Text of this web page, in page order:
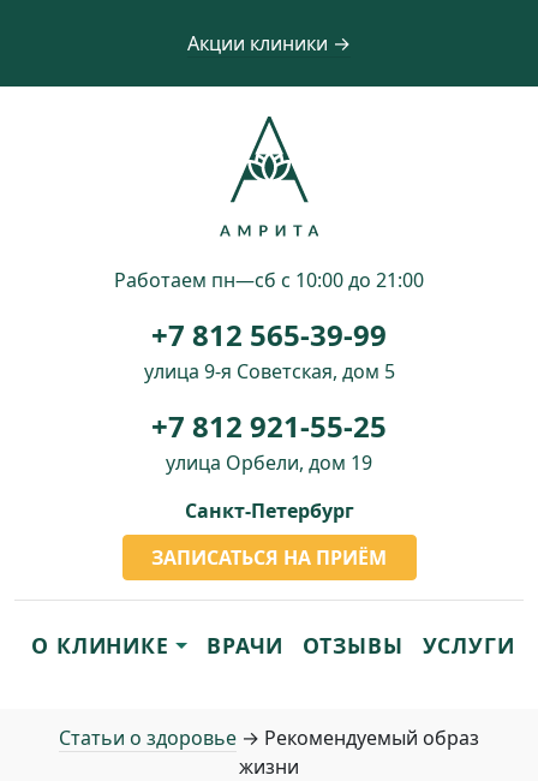
Акции клиники →
Работаем пн—сб с 10:00 до 21:00
+7 812 565-39-99
улица 9-я Советская, дом 5
+7 812 921-55-25
улица Орбели, дом 19
Санкт-Петербург
ЗАПИСАТЬСЯ НА ПРИЁМ
О КЛИНИКЕ ВРАЧИ ОТЗЫВЫ УСЛУГИ
Статьи о здоровье → Рекомендуемый образ
жизни